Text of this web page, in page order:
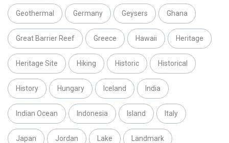
Geothermal Germany Geysers Ghana
Great Barrier Reef Greece Hawaii Heritage
Heritage Site Hiking Historic Historical
History Hungary Iceland India
Indian Ocean Indonesia Island Italy
Japan Jordan Lake Landmark